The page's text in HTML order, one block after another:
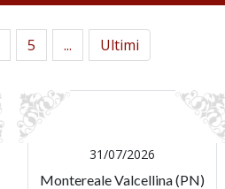
5 ... Ultimi
31/07/2026
Montereale Valcellina (PN)